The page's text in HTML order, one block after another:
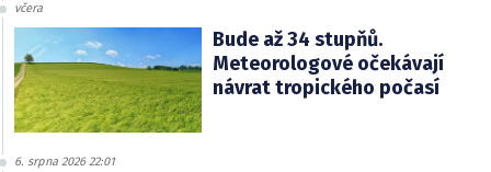
včera
Bude až 34 stupňů.
Meteorologové očekávají
návrat tropického počasí
6. srpna 2026 22:01